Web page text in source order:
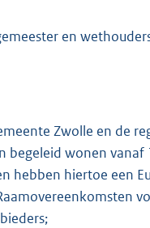
en
Zwolle en de
begeleid wonen
hebben hiertoe een